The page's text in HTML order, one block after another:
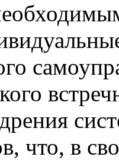
что, в